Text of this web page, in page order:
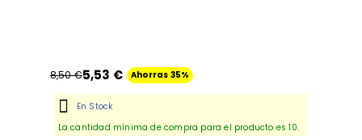
8,50 €5,53 € Ahorras 35%
En Stock
La cantidad mínima de compra para el producto es 10.